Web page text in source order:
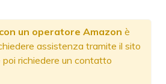
un operatore Amazon è
assistenza tramite il sito
poi richiedere un contatto